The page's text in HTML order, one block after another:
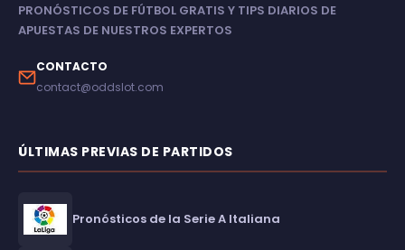
PRONÓSTICOS DE FÚTBOL GRATIS Y TIPS DIARIOS DE
APUESTAS DE NUESTROS EXPERTOS
CONTACTO
contact@oddslot.com
ÚLTIMAS PREVIAS DE PARTIDOS
Pronósticos de la Serie A Italiana